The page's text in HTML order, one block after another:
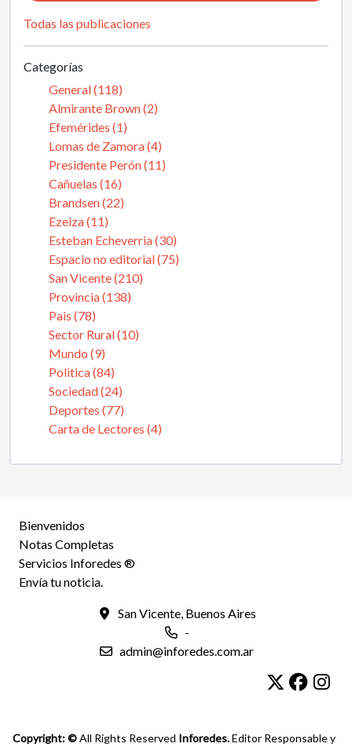
Todas las publicaciones
Categorías
General (118)
Almirante Brown (2)
Efemérides (1)
Lomas de Zamora (4)
Presidente Perón (11)
Cañuelas (16)
Brandsen (22)
Ezeiza (11)
Esteban Echeverria (30)
Espacio no editorial (75)
San Vicente (210)
Provincia (138)
Pais (78)
Sector Rural (10)
Mundo (9)
Politica (84)
Sociedad (24)
Deportes (77)
Carta de Lectores (4)
Bienvenidos
Notas Completas
Servicios Inforedes ®
Envía tu noticia.
San Vicente, Buenos Aires
-
admin@inforedes.com.ar
Copyright: ©All Rights Reserved Inforedes.Editor Responsable y